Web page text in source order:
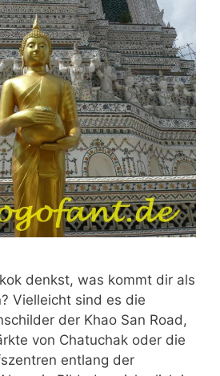
denkst, was kommt dir als
Vielleicht sind es die
der Khao San Road,
von Chatuchak oder die
entlang der